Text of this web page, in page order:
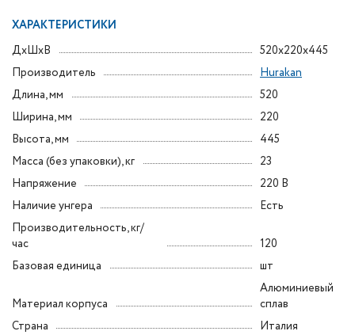
ХАРАКТЕРИСТИКИ
ДxШxВ
520x220x445
Производитель
Hurakan
Длина, мм
520
Ширина, мм
220
Высота, мм
445
Масса (без упаковки), кг
23
Напряжение
220 В
Наличие унгера
Есть
Производительность, кг/
час
120
Базовая единица
шт
Материал корпуса
Алюминиевый
сплав
Страна
Италия